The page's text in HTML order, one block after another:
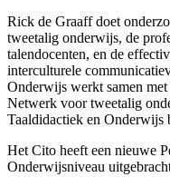
Rick de Graaff doet
tweetalig onderwijs, de
talendocenten, en de
interculturele
Onderwijs werkt samen
Netwerk voor tweetalig
Taaldidactiek en
Het Cito heeft een nieuwe
Onderwijsniveau